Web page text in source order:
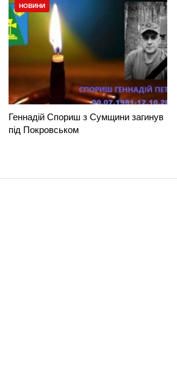
НОВИНИ
Геннадій Спориш з Сумщини загинув
під Покровськом